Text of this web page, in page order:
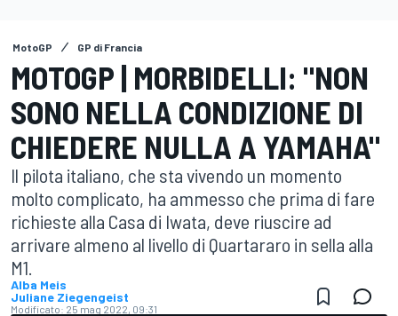
MotoGP GP di Francia
MOTOGP | MORBIDELLI: "NON
SONO NELLA CONDIZIONE DI
CHIEDERE NULLA A YAMAHA"
Il pilota italiano, che sta vivendo un momento
molto complicato, ha ammesso che prima di fare
richieste alla Casa di Iwata, deve riuscire ad
arrivare almeno al livello di Quartararo in sella alla
M1.
Alba Meis
Juliane Ziegengeist
Modificato: 25 mag 2022, 09:31